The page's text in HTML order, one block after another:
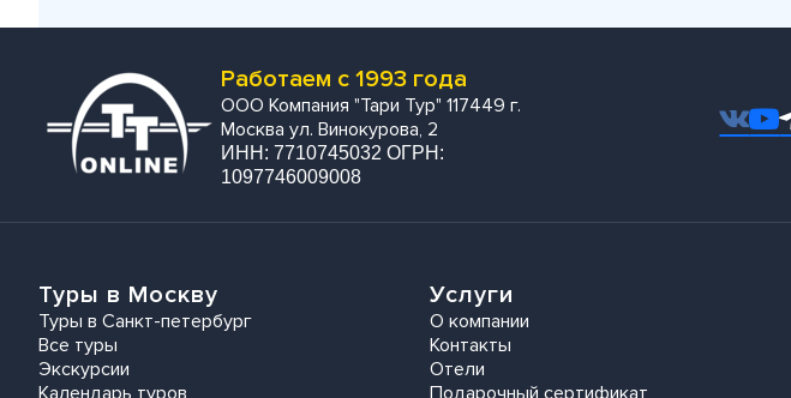
Работаем с 1993 года
ООО Компания "Тари Тур" 117449 г.
Москва ул. Винокурова, 2
ИНН: 7710745032 ОГРН:
1097746009008
Туры в Москву
Туры в Санкт-петербург
Все туры
Экскурсии
Услуги
О компании
Контакты
Отели